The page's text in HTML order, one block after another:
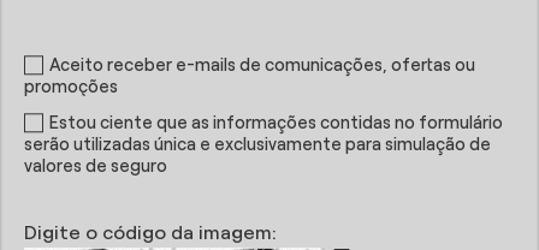
Aceito receber e-mails de comunicações, ofertas ou
promoções
Estou ciente que as informações contidas no formulário
serão utilizadas única e exclusivamente para simulação de
valores de seguro
Digite o código da imagem: